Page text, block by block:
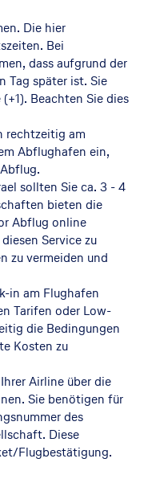
Die hier
Bei
dass aufgrund der
Tag später ist. Sie
Beachten Sie dies
rechtzeitig am
Abflughafen ein,
sollten Sie ca. 3 - 4
bieten die
Abflug online
Service zu
zu vermeiden und
in am Flughafen
Tarifen oder Low-
die Bedingungen
Kosten zu
Airline über die
Sie benötigen für
des
Diese
Flugbestätigung.